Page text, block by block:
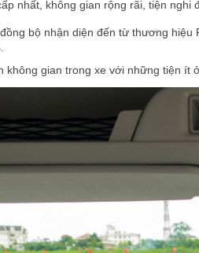
nhất, không gian rộng rãi, tiện nghi
bộ nhận diện đến từ thương
không gian trong xe với những tiện